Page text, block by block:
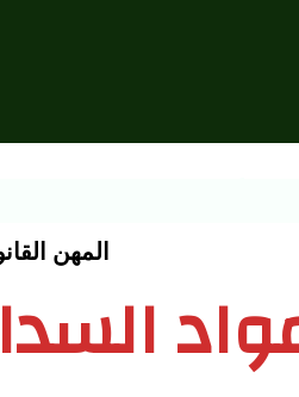
المهن